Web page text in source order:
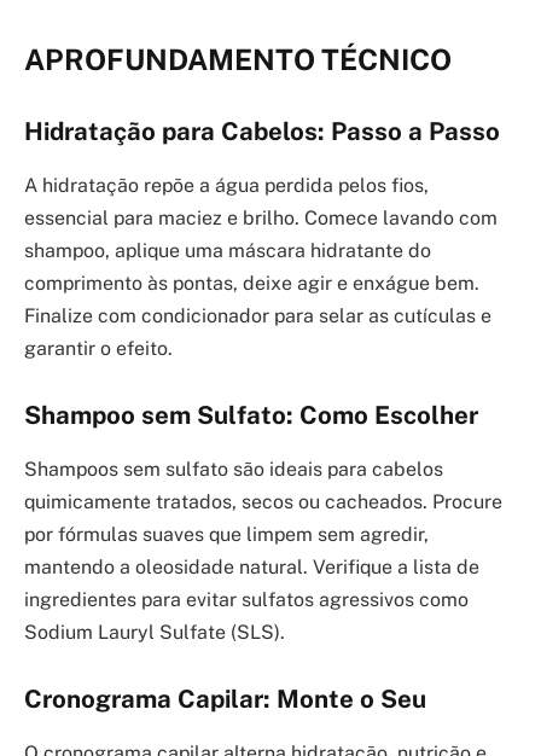
APROFUNDAMENTO TÉCNICO
Hidratação para Cabelos: Passo a Passo
A hidratação repõe a água perdida pelos fios,
essencial para maciez e brilho. Comece lavando com
shampoo, aplique uma máscara hidratante do
comprimento às pontas, deixe agir e enxágue bem.
Finalize com condicionador para selar as cutículas e
garantir o efeito.
Shampoo sem Sulfato: Como Escolher
Shampoos sem sulfato são ideais para cabelos
quimicamente tratados, secos ou cacheados. Procure
por fórmulas suaves que limpem sem agredir,
mantendo a oleosidade natural. Verifique a lista de
ingredientes para evitar sulfatos agressivos como
Sodium Lauryl Sulfate (SLS).
Cronograma Capilar: Monte o Seu